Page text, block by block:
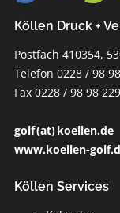
Köllen Druck +
Postfach 410354,
Telefon 0228 / 98
Fax 0228 / 98 98 229
golf (at) koellen.de
www.koellen-
Köllen Services